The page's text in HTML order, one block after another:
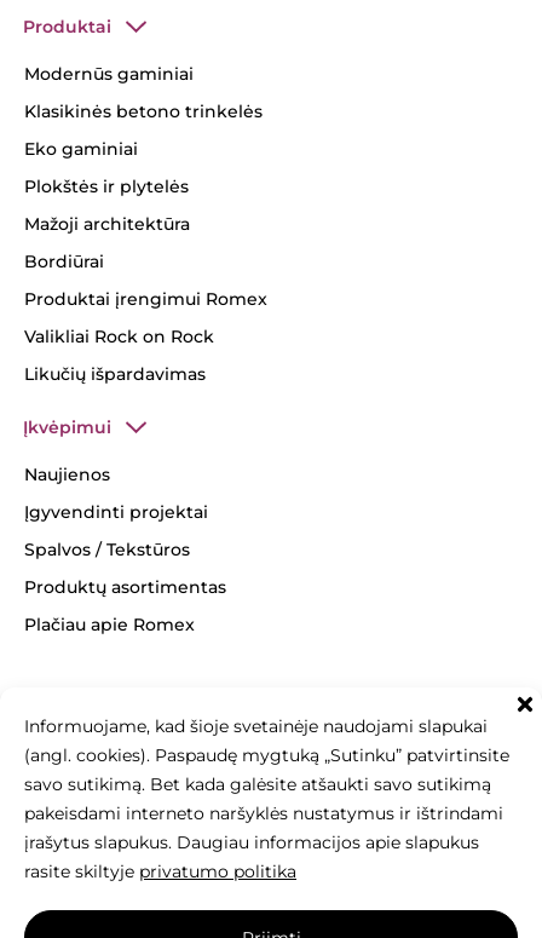
Informuojame, kad šioje svetainėje naudojami slapukai
(angl. cookies). Paspaudę mygtuką „Sutinku” patvirtinsite
savo sutikimą. Bet kada galėsite atšaukti savo sutikimą
pakeisdami interneto naršyklės nustatymus ir ištrindami
įrašytus slapukus. Daugiau informacijos apie slapukus
rasite skiltyje privatumo politika
Produktai
Modernūs gaminiai
Klasikinės betono trinkelės
Eko gaminiai
Plokštės ir plytelės
Mažoji architektūra
Bordiūrai
Produktai įrengimui Romex
Valikliai Rock on Rock
Likučių išpardavimas
Įkvėpimui
Naujienos
Įgyvendinti projektai
Spalvos / Tekstūros
Produktų asortimentas
Plačiau apie Romex
+370 463 14062
info@betonomozaika.lt